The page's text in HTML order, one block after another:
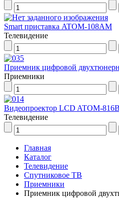
Smart приставка ATOM-108AM
Телевидение
Приемник цифровой
Приемники
Видеопроектор LCD ATOM-816B
Телевидение
Главная
Каталог
Телевидение
Спутниковое ТВ
Приемники
Приемник цифровой